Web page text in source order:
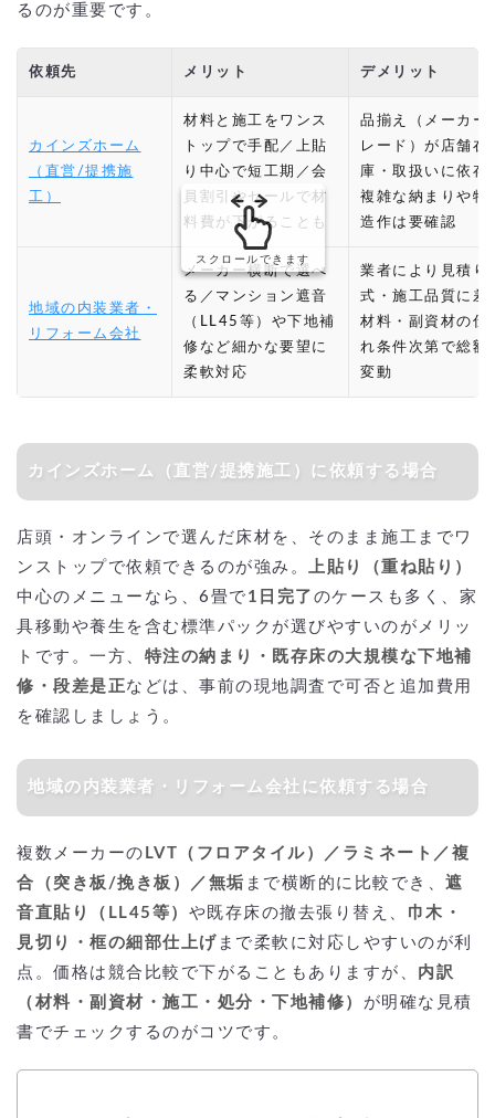
るのが重要です。
依頼先 メリット デメリット
カインズホーム
（直営/提携施
工）
材料と施工をワンス
トップで手配／上貼
り中心で短工期／会
員割引やセールで材
料費が下がることも
品揃え（メーカー
レード）が店舗在
庫・取扱いに依存
複雑な納まりや特
造作は要確認
地域の内装業者・
リフォーム会社
メーカー横断で選べ
る／マンション遮音
（LL45等）や下地補
修など細かな要望に
柔軟対応
業者により見積り
式・施工品質に差
材料・副資材の仕
れ条件次第で総額
変動
スクロールできます
カインズホーム（直営/提携施工）に依頼する場合
店頭・オンラインで選んだ床材を、そのまま施工までワ
ンストップで依頼できるのが強み。
上貼り（重ね貼り）
中心のメニューなら、6畳で 1日完了 のケースも多く、家
具移動や養生を含む標準パックが選びやすいのがメリッ
トです。一方、 特注の納まり・既存床の大規模な下地補
修・段差是正などは、事前の現地調査で可否と追加費用
を確認しましょう。
地域の内装業者・リフォーム会社に依頼する場合
複数メーカーの LVT（フロアタイル）／ラミネート／複
合（突き板/挽き板）／無垢 まで横断的に比較でき、 遮
音直貼り（LL45等） や既存床の撤去張り替え、 巾木・
見切り・框の細部仕上げ まで柔軟に対応しやすいのが利
点。価格は競合比較で下がることもありますが、 内訳
（材料・副資材・施工・処分・下地補修） が明確な見積
書でチェックするのがコツです。